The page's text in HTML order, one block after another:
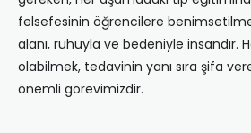
felsefesinin öğrencilere
alanı, ruhuyla ve bedeniyle insandır.
olabilmek, tedavinin yanı sıra şifa
önemli görevimizdir.